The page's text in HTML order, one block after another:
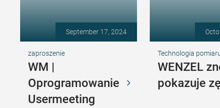
September 17, 2024
zaproszenie
WM |
Oprogramowanie
Usermeeting
Technologia
WENZEL
pokazuje